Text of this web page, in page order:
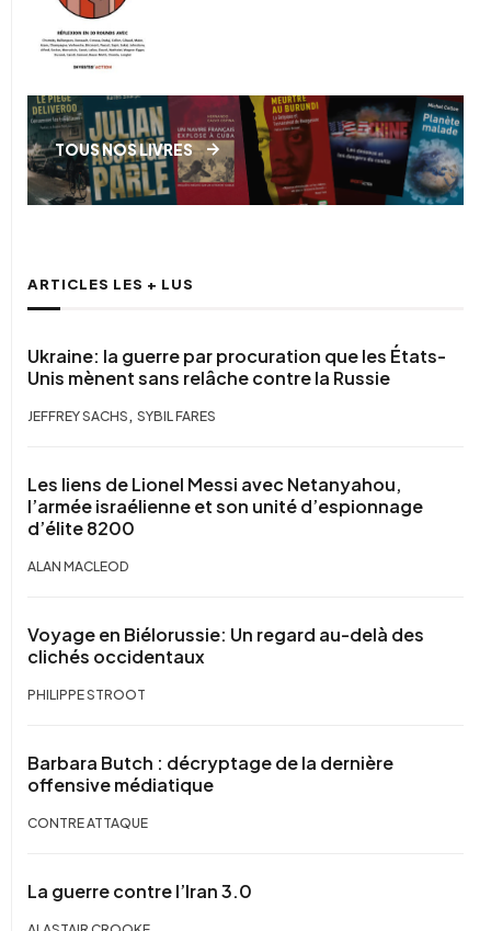
TOUS NOS LIVRES
ARTICLES LES + LUS
Ukraine: la guerre par procuration que les États-
Unis mènent sans relâche contre la Russie
JEFFREY SACHS , SYBIL FARES
Les liens de Lionel Messi avec Netanyahou,
l’armée israélienne et son unité d’espionnage
d’élite 8200
ALAN MACLEOD
Voyage en Biélorussie: Un regard au-delà des
clichés occidentaux
PHILIPPE STROOT
Barbara Butch : décryptage de la dernière
offensive médiatique
CONTRE ATTAQUE
La guerre contre l’Iran 3.0